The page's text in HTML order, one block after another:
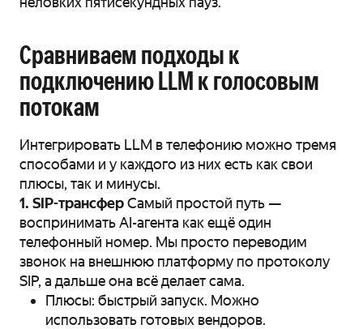
Сравниваем подходы к
подключению LLM к голосовым
потокам
Интегрировать LLM в телефонию можно тремя
способами и у каждого из них есть как свои
плюсы, так и минусы.
1. SIP-трансферСамый простой путь —
воспринимать AI-агента как ещё один
телефонный номер. Мы просто переводим
звонок на внешнюю платформу по протоколу
SIP, а дальше она всё делает сама.
Плюсы: быстрый запуск. Можно
использовать готовых вендоров.